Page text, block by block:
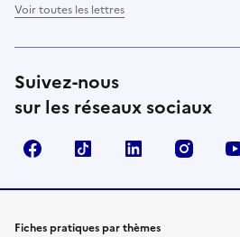
Voir toutes les lettres
Suivez-nous
sur les réseaux sociaux
FacebookTikTok LinkedIn
Fiches pratiques par thèmes